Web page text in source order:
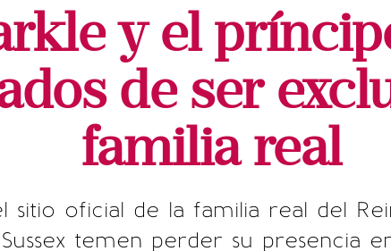
y el
de ser
familia real
sitio oficial de la familia real del
temen perder su presencia